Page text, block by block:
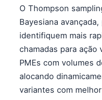
O Thompson
Bayesiana
identifiquem mais
chamadas para ação
PMEs com volumes
alocando
variantes com